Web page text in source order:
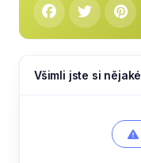
Všimli jste si